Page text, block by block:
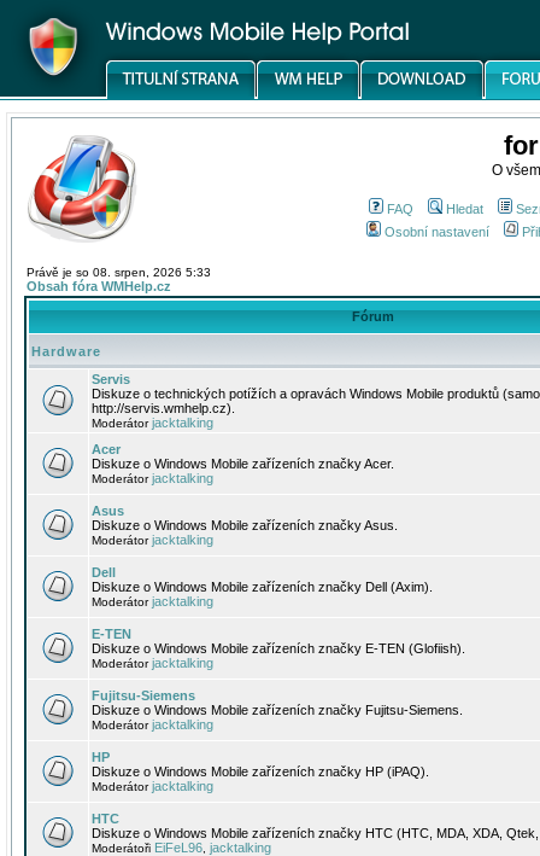
O
FAQ Hledat
Osobní nastavení
Právě je so 08. srpen, 2026 5:33
Obsah fóra WMHelp.cz
Fórum
Hardware
Servis
Diskuze o technických potížích a opravách Windows Mobile produktů
http://servis.wmhelp.cz).
Moderátorjacktalking
Acer
Diskuze o Windows Mobile zařízeních značky Acer.
Moderátorjacktalking
Asus
Diskuze o Windows Mobile zařízeních značky Asus.
Moderátorjacktalking
Dell
Diskuze o Windows Mobile zařízeních značky Dell (Axim).
Moderátorjacktalking
E-TEN
Diskuze o Windows Mobile zařízeních značky E-TEN (Glofiish).
Moderátorjacktalking
Fujitsu-Siemens
Diskuze o Windows Mobile zařízeních značky Fujitsu-Siemens.
Moderátorjacktalking
HP
Diskuze o Windows Mobile zařízeních značky HP (iPAQ).
Moderátorjacktalking
HTC
Diskuze o Windows Mobile zařízeních značky HTC (HTC, MDA, XDA,
Moderátoři EiFeL96 jacktalking